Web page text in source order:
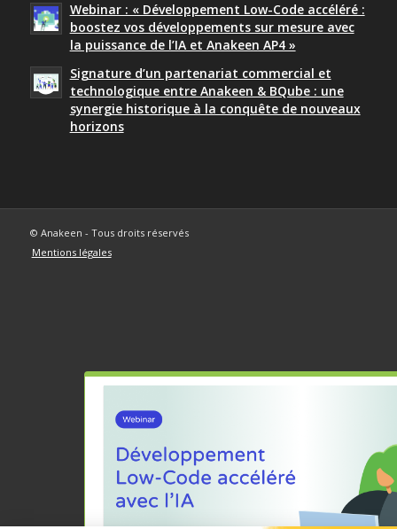
Webinar : « Développement Low-Code accéléré :
boostez vos développements sur mesure avec
la puissance de l’IA et Anakeen AP4 »
Signature d’un partenariat commercial et
technologique entre Anakeen & BQube : une
synergie historique à la conquête de nouveaux
horizons
© Anakeen - Tous droits réservés
Mentions légales